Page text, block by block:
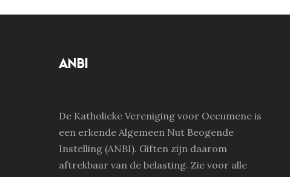
ANBI
De Katholieke Vereniging voor Oecumene is
een erkende Algemeen Nut Beogende
Instelling (ANBI). Giften zijn daarom
aftrekbaar van de belasting. Zie voor alle